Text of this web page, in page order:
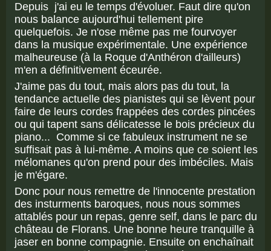
Depuis j'ai eu le temps d'évoluer. Faut dire qu'on
nous balance aujourd'hui tellement pire
quelquefois. Je n'ose même pas me fourvoyer
dans la musique expérimentale. Une expérience
malheureuse (à la Roque d'Anthéron d'ailleurs)
m'en a définitivement éceurée.
J'aime pas du tout, mais alors pas du tout, la
tendance actuelle des pianistes qui se lèvent pour
faire de leurs cordes frappées des cordes pincées
ou qui tapent sans délicatesse le bois précieux du
piano... Comme si ce fabuleux instrument ne se
suffisait pas à lui-même. A moins que ce soient les
mélomanes qu'on prend pour des imbéciles. Mais
je m'égare.
Donc pour nous remettre de l'innocente prestation
des insturments baroques, nous nous sommes
attablés pour un repas, genre self, dans le parc du
château de Florans. Une bonne heure tranquille à
jaser en bonne compagnie. Ensuite on enchaînait